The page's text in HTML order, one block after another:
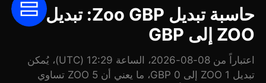
حاسبة تبديل Zoo GBP: تبديل
ZOO إلى GBP
اعتباراً من 08-08-2026، الساعة 12:29 (UTC)، يُمكن
تبديل 1 ZOO إلى 0 GBP، ما يعني أن 5 ZOO تساوي